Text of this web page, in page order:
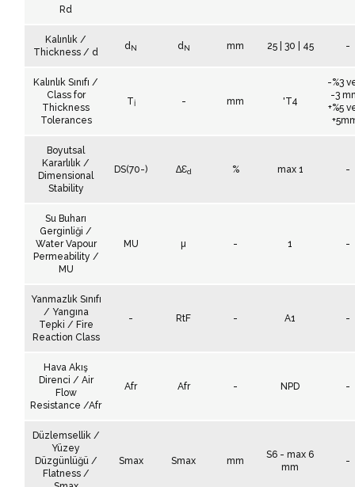
Rd
Kalınlık /
Thickness / d
d N dN mm 25 | 30 | 45 -
Kalınlık Sınıfı /
Class for
Thickness
Tolerances
Tİ - mm 'T4
-%3
-3
+%5
Boyutsal
Kararlılık /
Dimensional
Stability
DS(70-) ∆Ɛd % max 1 -
Su Buharı
Gerginliği /
Water Vapour
Permeability /
MU
MU µ - 1 -
Yanmazlık Sınıfı
/ Yangına
Tepki / Fire
Reaction Class
- RtF - A1 -
Hava Akış
Direnci / Air
Flow
Resistance /Afr
Afr Afr - NPD -
Düzlemsellik /
Yüzey
Düzgünlüğü /
Flatness /
Smax Smax mm
S6 - max 6
mm
-